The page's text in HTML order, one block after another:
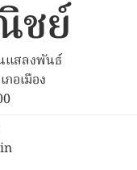
ชย์
แสลงพันธ์
อเมือง